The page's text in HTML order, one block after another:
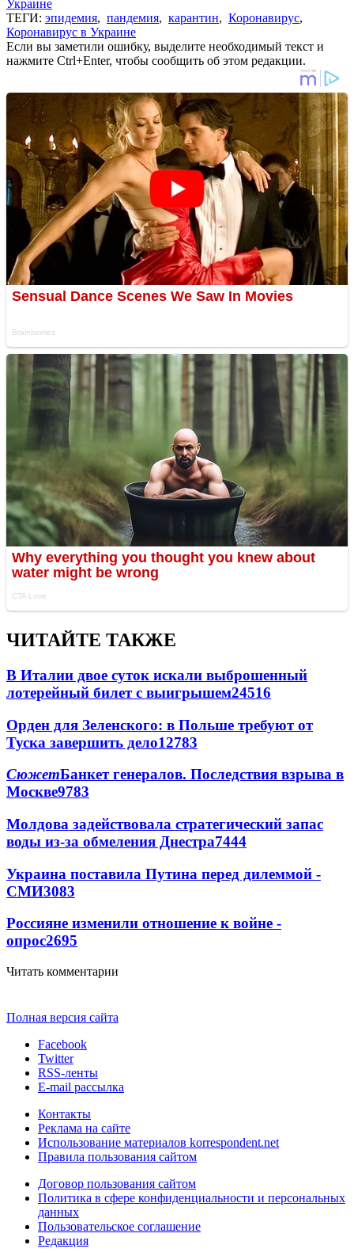
Украине
ТЕГИ: эпидемия, пандемия, карантин, Коронавирус,
Коронавирус в Украине
Если вы заметили ошибку, выделите необходимый текст и
нажмите Ctrl+Enter, чтобы сообщить об этом редакции.
ЧИТАЙТЕ ТАКЖЕ
В Италии двое суток искали выброшенный
лотерейный билет с выигрышем24516
Орден для Зеленского: в Польше требуют от
Туска завершить дело12783
СюжетБанкет генералов. Последствия взрыва в
Москве9783
Молдова задействовала стратегический запас
воды из-за обмеления Днестра7444
Украина поставила Путина перед дилеммой -
СМИ3083
Россияне изменили отношение к войне -
опрос2695
Читать комментарии
Полная версия сайта
Facebook
Twitter
RSS-ленты
E-mail рассылка
Контакты
Реклама на сайте
Использование материалов korrespondent.net
Правила пользования сайтом
Договор пользования сайтом
Политика в сфере конфиденциальности и персональных
данных
Пользовательское соглашение
Редакция